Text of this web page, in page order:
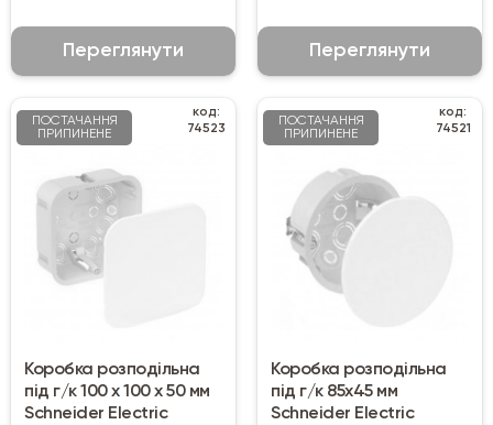
Переглянути Переглянути
ПОСТАЧАННЯ
ПРИПИНЕНЕ
код:
74523
Коробка розподільна
під г/к 100 х 100 х 50 мм
Schneider Electric
ПОСТАЧАННЯ
ПРИПИНЕНЕ
код:
74521
Коробка розподільна
під г/к 85х45 мм
Schneider Electric